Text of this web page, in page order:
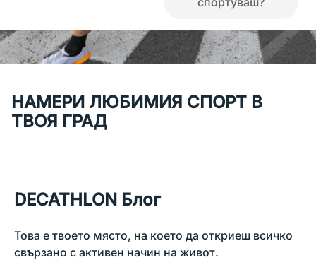
НАМЕРИ ЛЮБИМИЯ СПОРТ В
ТВОЯ ГРАД
DECATHLON Блог
Това е твоето място, на което да откриеш всичко
свързано с активен начин на живот.